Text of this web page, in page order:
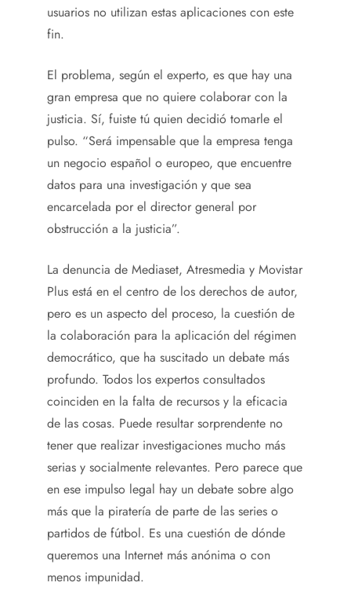
usuarios no utilizan estas aplicaciones con este
fin.
El problema, según el experto, es que hay una
gran empresa que no quiere colaborar con la
justicia. Sí, fuiste tú quien decidió tomarle el
pulso. “Será impensable que la empresa tenga
un negocio español o europeo, que encuentre
datos para una investigación y que sea
encarcelada por el director general por
obstrucción a la justicia”.
La denuncia de Mediaset, Atresmedia y Movistar
Plus está en el centro de los derechos de autor,
pero es un aspecto del proceso, la cuestión de
la colaboración para la aplicación del régimen
democrático, que ha suscitado un debate más
profundo. Todos los expertos consultados
coinciden en la falta de recursos y la eficacia
de las cosas. Puede resultar sorprendente no
tener que realizar investigaciones mucho más
serias y socialmente relevantes. Pero parece que
en ese impulso legal hay un debate sobre algo
más que la piratería de parte de las series o
partidos de fútbol. Es una cuestión de dónde
queremos una Internet más anónima o con
menos impunidad.